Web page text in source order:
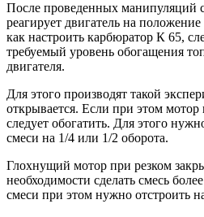
После проведенных манипуляций
реагирует двигатель на
как настроить карбюратор К 65,
требуемый уровень обогащения
двигателя.
Для этого производят такой
открывается. Если при этом мотор
следует обогатить. Для этого
смеси на 1/4 или 1/2 оборота.
Глохнущий мотор при резком
необходимости сделать смесь
смеси при этом нужно отстроить